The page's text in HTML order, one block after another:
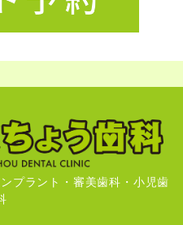
プラント・審美歯科・小児歯